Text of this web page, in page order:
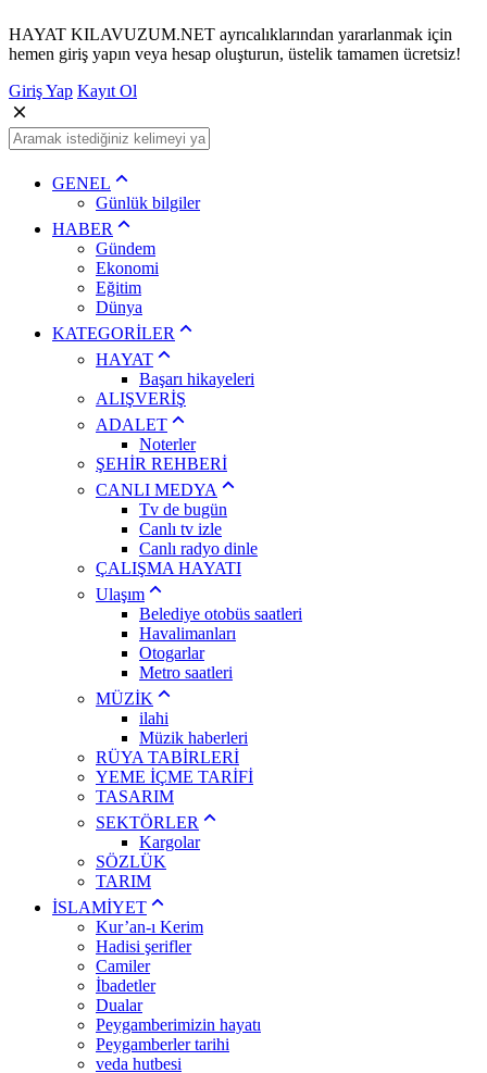
HAYAT KILAVUZUM.NET ayrıcalıklarından yararlanmak için
hemen giriş yapın veya hesap oluşturun, üstelik tamamen ücretsiz!
Giriş Yap Kayıt Ol
GENEL
Günlük bilgiler
HABER
Gündem
Ekonomi
Eğitim
Dünya
KATEGORİLER
HAYAT
Başarı hikayeleri
ALIŞVERİŞ
ADALET
Noterler
ŞEHİR REHBERİ
CANLI MEDYA
Tv de bugün
Canlı tv izle
Canlı radyo dinle
ÇALIŞMA HAYATI
Ulaşım
Belediye otobüs saatleri
Havalimanları
Otogarlar
Metro saatleri
MÜZİK
ilahi
Müzik haberleri
RÜYA TABİRLERİ
YEME İÇME TARİFİ
TASARIM
SEKTÖRLER
Kargolar
SÖZLÜK
TARIM
İSLAMİYET
Kur’an-ı Kerim
Hadisi şerifler
Camiler
İbadetler
Dualar
Peygamberimizin hayatı
Peygamberler tarihi
veda hutbesi